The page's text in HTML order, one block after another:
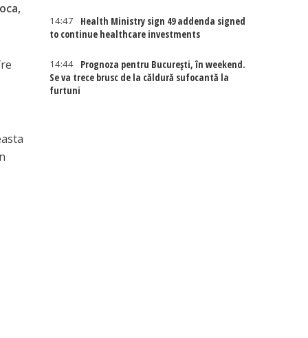
14:47
Health Ministry sign 49 addenda signed
to continue healthcare investments
14:44
Prognoza pentru București, în weekend.
Se va trece brusc de la căldură sufocantă la
furtuni